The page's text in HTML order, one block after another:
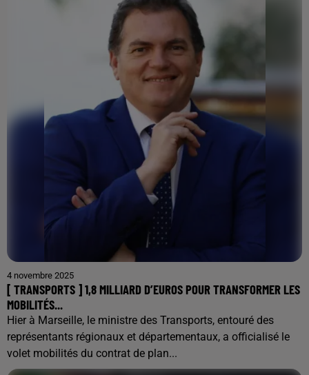
4 novembre 2025
[ TRANSPORTS ] 1,8 MILLIARD D’EUROS POUR TRANSFORMER LES
MOBILITÉS...
Hier à Marseille, le ministre des Transports, entouré des
représentants régionaux et départementaux, a officialisé le
volet mobilités du contrat de plan...